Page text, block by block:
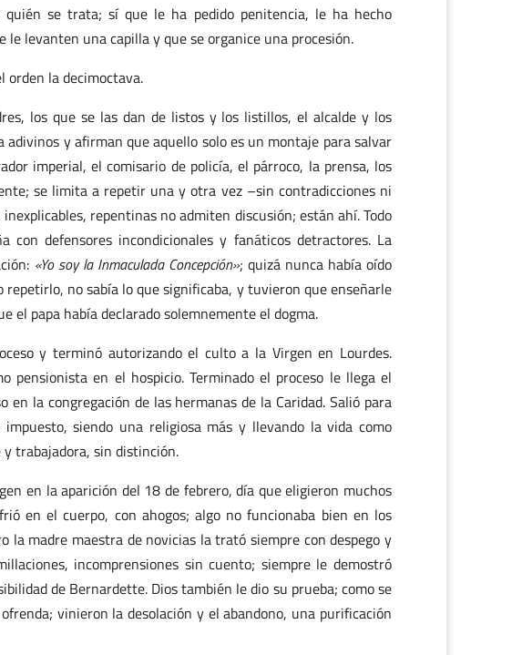
se trata; sí que le ha pedido penitencia, le ha hecho
levanten una capilla y que se organice una procesión.
orden la decimoctava.
los que se las dan de listos y los listillos, el alcalde y los
y afirman que aquello solo es un montaje para salvar
imperial, el comisario de policía, el párroco, la prensa, los
se limita a repetir una y otra vez –sin contradicciones ni
repentinas no admiten discusión; están ahí. Todo
defensores incondicionales y fanáticos detractores. La
«Yo soy la Inmaculada Concepción»; quizá nunca había oído
no sabía lo que significaba, y tuvieron que enseñarle
el papa había declarado solemnemente el dogma.
y terminó autorizando el culto a la Virgen en Lourdes.
pensionista en el hospicio. Terminado el proceso le llega el
la congregación de las hermanas de la Caridad. Salió para
siendo una religiosa más y llevando la vida como
trabajadora, sin distinción.
en la aparición del 18 de febrero, día que eligieron muchos
en el cuerpo, con ahogos; algo no funcionaba bien en los
la madre maestra de novicias la trató siempre con despego y
incomprensiones sin cuento; siempre le demostró
de Bernardette. Dios también le dio su prueba; como se
vinieron la desolación y el abandono, una purificación